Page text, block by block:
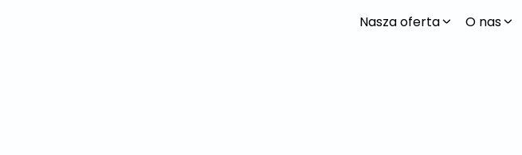
Nasza oferta O nas